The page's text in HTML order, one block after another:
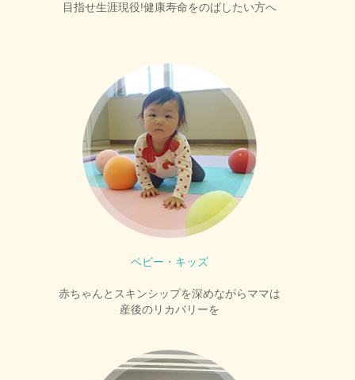
目指せ生涯現役!健康寿命をのばしたい方へ
ベビー・キッズ
赤ちゃんとスキンシップを深めながらママは
産後のリカバリーを